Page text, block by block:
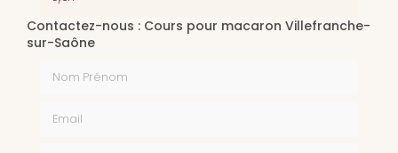
Contactez-nous : Cours pour macaron Villefranche-
sur-Saône